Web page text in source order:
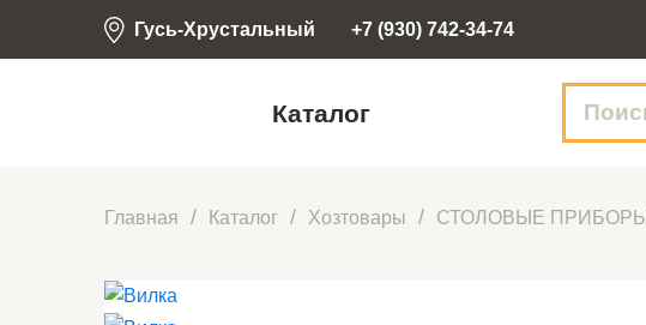
Гусь-Хрустальный +7 (930) 742-34-74
Каталог
Главная Каталог Хозтовары СТОЛОВЫЕ ПРИБОРЫ